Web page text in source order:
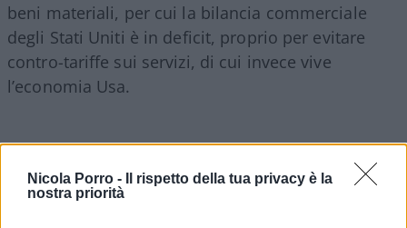
Nicola Porro -
Il rispetto della tua privacy è la
nostra priorità
beni materiali, per cui la bilancia commerciale
degli Stati Uniti è in deficit, proprio per evitare
contro-tariffe sui servizi, di cui invece vive
l’economia Usa.
È quindi su quest’ultimi che si può colpire il
tycoon, non certo su whiskey o jeans. Allo stesso